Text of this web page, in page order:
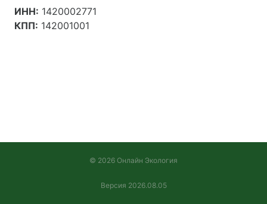
ИНН: 1420002771
КПП: 142001001
© 2026 Онлайн Экология
Версия 2026.08.05